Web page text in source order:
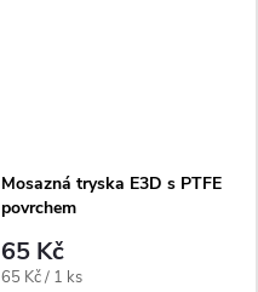
Mosazná tryska E3D s PTFE
povrchem
65 Kč
Měrná
65 Kč / 1 ks